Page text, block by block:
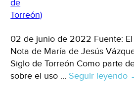
02 de junio de 2022 Fuente:
Nota de María de Jesús
Siglo de Torreón Como parte
sobre el uso … Seguir leyendo